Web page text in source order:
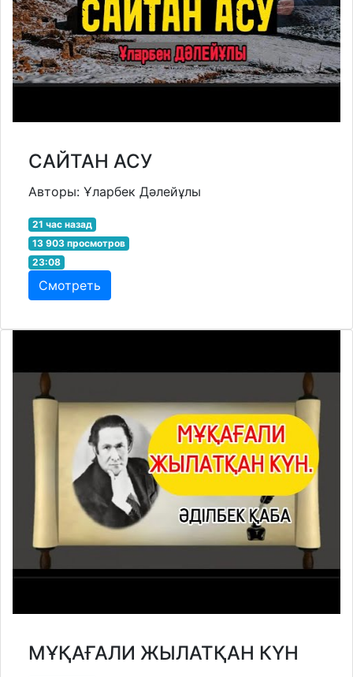
САЙТАН АСУ
Авторы: Ұларбек Дәлейұлы
21 час назад
13 903 просмотров
23:08
Смотреть
МҰҚАҒАЛИ ЖЫЛАТҚАН КҮН